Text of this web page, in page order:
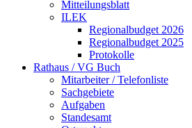
Mitteilungsblatt
ILEK
Regionalbudget 2026
Regionalbudget 2025
Protokolle
Rathaus / VG Buch
Mitarbeiter / Telefonliste
Sachgebiete
Aufgaben
Standesamt